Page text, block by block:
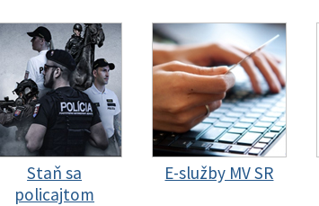
Staň sa
policajtom
E-služby MV SR